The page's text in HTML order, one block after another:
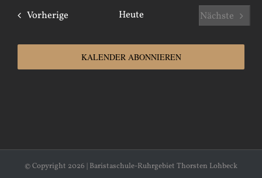
VorherigeVeranstaltungen
Heute
Nächste
KALENDER ABONNIEREN
© Copyright 2026 | Baristaschule-Ruhrgebiet Thorsten Lohbeck